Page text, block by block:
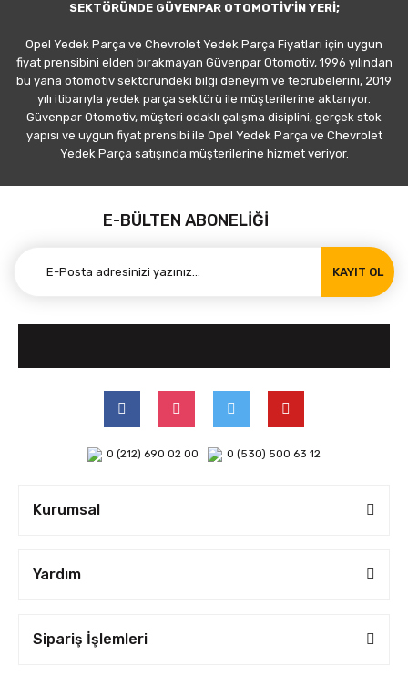
SEKTÖRÜNDE GÜVENPAR OTOMOTİV'İN YERİ;
Opel Yedek Parça ve Chevrolet Yedek Parça Fiyatları için uygun
fiyat prensibini elden bırakmayan Güvenpar Otomotiv, 1996 yılından
bu yana otomotiv sektöründeki bilgi deneyim ve tecrübelerini, 2019
yılı itibarıyla yedek parça sektörü ile müşterilerine aktarıyor.
Güvenpar Otomotiv, müşteri odaklı çalışma disiplini, gerçek stok
yapısı ve uygun fiyat prensibi ile Opel Yedek Parça ve Chevrolet
Yedek Parça satışında müşterilerine hizmet veriyor.
E-BÜLTEN ABONELİĞİ
KAYIT OL
0 (212) 690 02 00 0 (530) 500 63 12
Kurumsal
Yardım
Sipariş İşlemleri